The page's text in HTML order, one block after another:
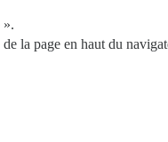
».
la page en haut du